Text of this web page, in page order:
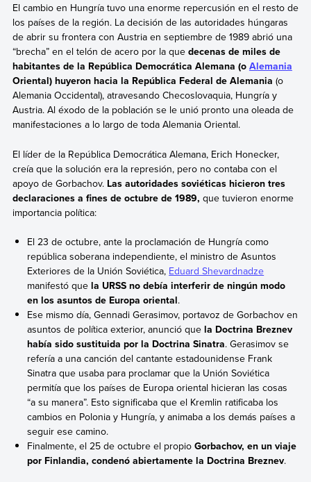
El cambio en Hungría tuvo una enorme repercusión en el resto de
los países de la región. La decisión de las autoridades húngaras
de abrir su frontera con Austria en septiembre de 1989 abrió una
“brecha” en el telón de acero por la que decenas de miles de
habitantes de la República Democrática Alemana (o Alemania
Oriental) huyeron hacia la República Federal de Alemania (o
Alemania Occidental), atravesando Checoslovaquia, Hungría y
Austria. Al éxodo de la población se le unió pronto una oleada de
manifestaciones a lo largo de toda Alemania Oriental.
El líder de la República Democrática Alemana, Erich Honecker,
creía que la solución era la represión, pero no contaba con el
apoyo de Gorbachov.Las autoridades soviéticas hicieron tres
declaraciones a fines de octubre de 1989, que tuvieron enorme
importancia política:
El 23 de octubre, ante la proclamación de Hungría como
república soberana independiente, el ministro de Asuntos
Exteriores de la Unión Soviética, Eduard Shevardnadze
manifestó quela URSS no debía interferir de ningún modo
en los asuntos de Europa oriental.
Ese mismo día, Gennadi Gerasimov, portavoz de Gorbachov en
asuntos de política exterior, anunció que la Doctrina Breznev
había sido sustituida por la Doctrina Sinatra. Gerasimov se
refería a una canción del cantante estadounidense Frank
Sinatra que usaba para proclamar que la Unión Soviética
permitía que los países de Europa oriental hicieran las cosas
“a su manera”. Esto significaba que el Kremlin ratificaba los
cambios en Polonia y Hungría, y animaba a los demás países a
seguir ese camino.
Finalmente, el 25 de octubre el propio Gorbachov, en un viaje
por Finlandia, condenó abiertamente la Doctrina Breznev.